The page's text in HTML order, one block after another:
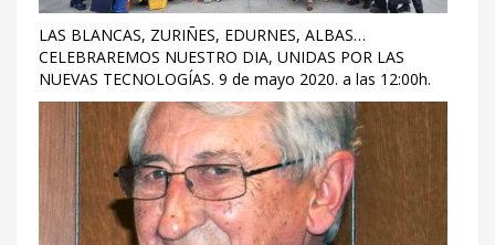
LAS BLANCAS, ZURIÑES, EDURNES, ALBAS…
CELEBRAREMOS NUESTRO DIA, UNIDAS POR LAS
NUEVAS TECNOLOGÍAS. 9 de mayo 2020. a las 12:00h.